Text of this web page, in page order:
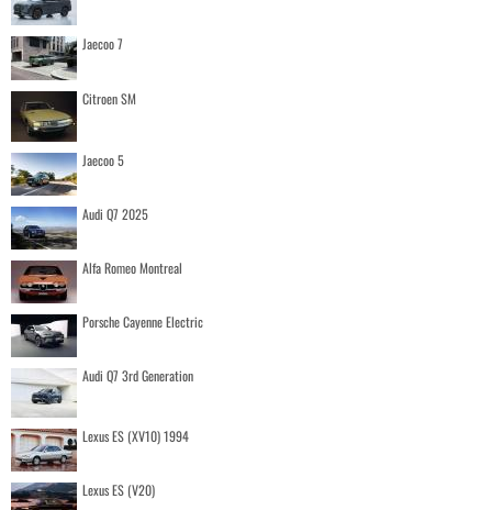
Jaecoo 7
Citroen SM
Jaecoo 5
Audi Q7 2025
Alfa Romeo Montreal
Porsche Cayenne Electric
Audi Q7 3rd Generation
Lexus ES (XV10) 1994
Lexus ES (V20)